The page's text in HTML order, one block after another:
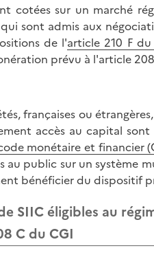
cotées sur un marché
sont admis aux
de l'article 210 F du
prévu à l'article
françaises ou
accès au capital sont
monétaire et financier
au public sur un système
bénéficier du dispositif
SIIC éligibles au
C du CGI